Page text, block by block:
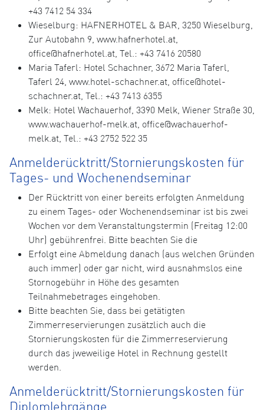
+43 7412 54 334
Wieselburg: HAFNERHOTEL & BAR, 3250 Wieselburg,
Zur Autobahn 9, www.hafnerhotel.at,
office@hafnerhotel.at, Tel.: +43 7416 20580
Maria Taferl: Hotel Schachner, 3672 Maria Taferl,
Taferl 24, www.hotel-schachner.at, office@hotel-
schachner.at, Tel.: +43 7413 6355
Melk: Hotel Wachauerhof, 3390 Melk, Wiener Straße 30,
www.wachauerhof-melk.at, office@wachauerhof-
melk.at, Tel.: +43 2752 522 35
Anmelderücktritt/Stornierungskosten für
Tages- und Wochenendseminar
Der Rücktritt von einer bereits erfolgten Anmeldung
zu einem Tages- oder Wochenendseminar ist bis zwei
Wochen vor dem Veranstaltungstermin (Freitag 12:00
Uhr) gebührenfrei. Bitte beachten Sie die
Erfolgt eine Abmeldung danach (aus welchen Gründen
auch immer) oder gar nicht, wird ausnahmslos eine
Stornogebühr in Höhe des gesamten
Teilnahmebetrages eingehoben.
Bitte beachten Sie, dass bei getätigten
Zimmerreservierungen zusätzlich auch die
Stornierungskosten für die Zimmerreservierung
durch das jweweilige Hotel in Rechnung gestellt
werden.
Anmelderücktritt/Stornierungskosten für
Diplomlehrgänge